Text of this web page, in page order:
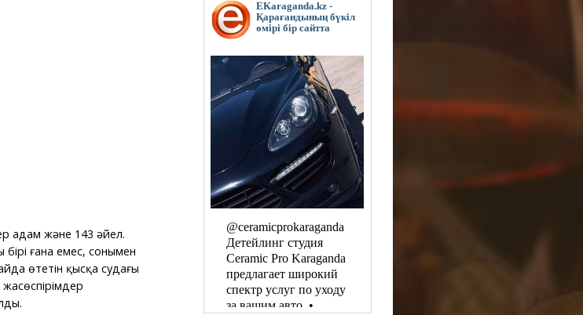
адам және 143 әйел.
ғана емес, сонымен
өтетін қысқа судағы
EKaraganda.kz -
Қарағандының бүкіл
өмірі бір сайтта